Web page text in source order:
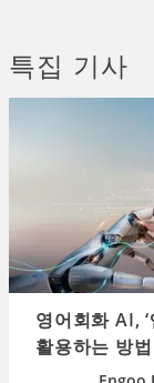
특집 기사
영어회화 AI,
활용하는 방법